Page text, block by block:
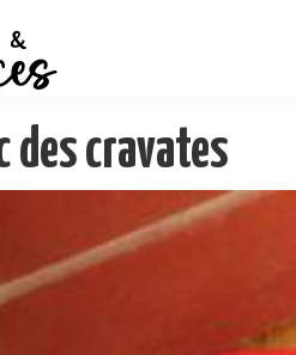
des cravates